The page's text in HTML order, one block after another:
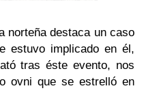
norteña destaca un caso
estuvo implicado en él,
tras éste evento, nos
ovni que se estrelló en